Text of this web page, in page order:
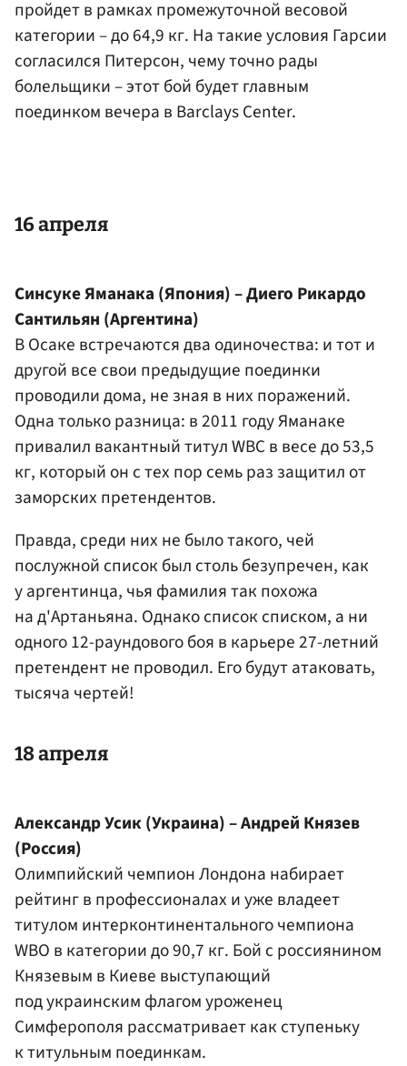
пройдет в рамках промежуточной весовой
категории – до 64,9 кг. На такие условия Гарсии
согласился Питерсон, чему точно рады
болельщики – этот бой будет главным
поединком вечера в Barclays Center.
16 апреля
Синсуке Яманака (Япония) – Диего Рикардо
Сантильян (Аргентина)
В Осаке встречаются два одиночества: и тот и
другой все свои предыдущие поединки
проводили дома, не зная в них поражений.
Одна только разница: в 2011 году Яманаке
привалил вакантный титул WBC в весе до 53,5
кг, который он с тех пор семь раз защитил от
заморских претендентов.
Правда, среди них не было такого, чей
послужной список был столь безупречен, как
у аргентинца, чья фамилия так похожа
на д'Артаньяна. Однако список списком, а ни
одного 12-раундового боя в карьере 27-летний
претендент не проводил. Его будут атаковать,
тысяча чертей!
18 апреля
Александр Усик(Украина) –Андрей Князев
(Россия)
Олимпийский чемпион Лондона набирает
рейтинг в профессионалах и уже владеет
титулом интерконтинентального чемпиона
WBO в категории до 90,7 кг. Бой с россиянином
Князевым в Киеве выступающий
под украинским флагом уроженец
Симферополя рассматривает как ступеньку
к титульным поединкам.